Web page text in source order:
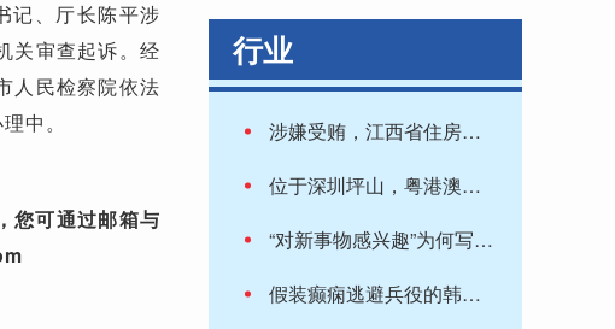
记、厅长陈平涉
关审查起诉。经
人民检察院依法
中。
您可通过邮箱与
行业
涉嫌受贿，江西省住房和城乡建设厅原党组书记、厅长陈平被决定逮捕
位于深圳坪山，粤港澳大湾区首个智能网联汽车专业试验场投用
“对新事物感兴趣”为何写入招聘启事
假装癫痫逃避兵役的韩国艺人宋德浩今日入伍